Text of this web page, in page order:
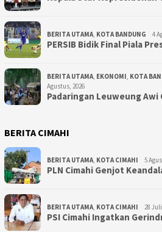
BERITA UTAMA, KOTA BANDUNG 4
PERSIB Bidik Final Piala
BERITA UTAMA, EKONOMI, KOTA
Agustus, 2026
Padaringan Leuweung Awi
BERITA CIMAHI
BERITA UTAMA, KOTA CIMAHI 5
PLN Cimahi Genjot
BERITA UTAMA, KOTA CIMAHI 28
PSI Cimahi Ingatkan